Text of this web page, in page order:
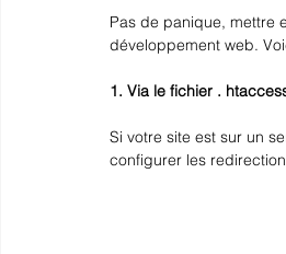
Pas de panique, mettre
développement web.
1. Via le fichier .
Si votre site est sur un
configurer les